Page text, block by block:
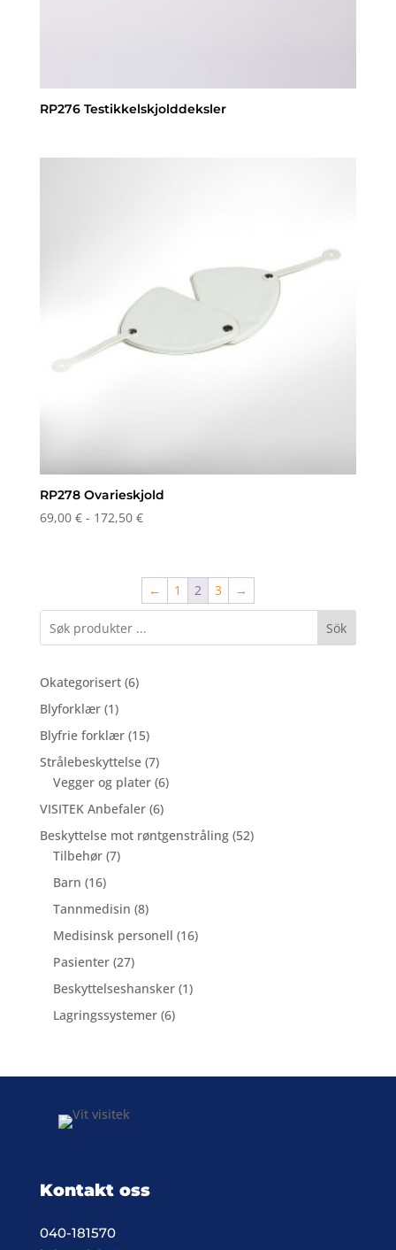
RP276 Testikkelskjolddeksler
RP278 Ovarieskjold
69,00 € - 172,50 €Prisområde:
og
med
← 1 2 3 →
Sök
Okategorisert 66
Blyforklær 11
produkt
Blyfrie forklær 1515
produkter
Strålebeskyttelse 77
produkter
Vegger og plater 66
VISITEK Anbefaler 66
produkter
Beskyttelse mot røntgenstråling 5252
Tilbehør 77
Barn 1616
produkter
Tannmedisin 88
produkter
Medisinsk personell 1616
Pasienter 2727
produkter
Beskyttelseshansker 11
Lagringssystemer 66
Kontakt oss
040-181570